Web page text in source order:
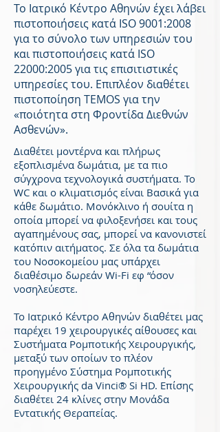
Το Ιατρικό Κέντρο Αθηνών έχει λάβει
πιστοποιήσεις κατά ISO 9001:2008
για το σύνολο των υπηρεσιών του
και πιστοποιήσεις κατά ISO
22000:2005 για τις επισιτιστικές
υπηρεσίες του. Επιπλέον διαθέτει
πιστοποίηση TEMOS για την
«ποιότητα στη Φροντίδα Διεθνών
Ασθενών».
Διαθέτει μοντέρνα και πλήρως
εξοπλισμένα δωμάτια, με τα πιο
σύγχρονα τεχνολογικά συστήματα. Το
WC και ο κλιματισμός είναι Βασικά για
κάθε δωμάτιο. Μονόκλινο ή σουίτα η
οποία μπορεί να φιλοξενήσει και τους
αγαπημένους σας, μπορεί να κανονιστεί
κατόπιν αιτήματος. Σε όλα τα δωμάτια
του Νοσοκομείου μας υπάρχει
διαθέσιμο δωρεάν Wi-Fi εφ “όσον
νοσηλεύεστε.
Το Ιατρικό Κέντρο Αθηνών διαθέτει μας
παρέχει 19 χειρουργικές αίθουσες και
Συστήματα Ρομποτικής Χειρουργικής,
μεταξύ των οποίων το πλέον
προηγμένο Σύστημα Ρομποτικής
Χειρουργικής da Vinci® Si HD. Επίσης
διαθέτει 24 κλίνες στην Μονάδα
Εντατικής Θεραπείας.